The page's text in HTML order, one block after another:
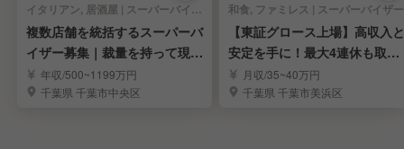
イタリアン, 居酒屋 | スーパーバイザー
複数店舗を統括するスーパーバ
イザー募集｜裁量を持って現場
改善に挑戦
年収/500~1199万円
千葉県 千葉市中央区
和食, ファミレス | スーパーバイザー
【東証グロース上場】高収入と
安定を手に！最大4連休も取得
可◎月収/35~40万円
千葉県 千葉市美浜区